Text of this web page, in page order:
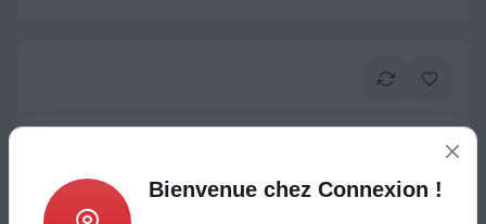
Bienvenue chez Connexion !